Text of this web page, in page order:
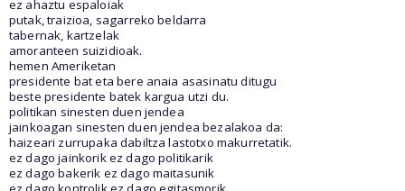
ez ahaztu espaloiak
putak, traizioa, sagarreko beldarra
tabernak, kartzelak
amoranteen suizidioak.
hemen Ameriketan
presidente bat eta bere anaia asasinatu ditugu
beste presidente batek kargua utzi du.
politikan sinesten duen jendea
jainkoagan sinesten duen jendea bezalakoa da:
haizeari zurrupaka dabiltza lastotxo makurretatik.
ez dago jainkorik ez dago politikarik
ez dago bakerik ez dago maitasunik